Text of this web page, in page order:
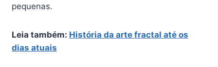
pequenas.
Leia também: História da arte fractal até os
dias atuais